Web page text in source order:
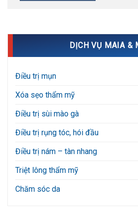
DỊCH VỤ MAIA &
Điều trị mụn
Xóa sẹo thẩm mỹ
Điều trị sùi mào gà
Điều trị rụng tóc, hói đầu
Điều trị nám – tàn nhang
Triệt lông thẩm mỹ
Chăm sóc da